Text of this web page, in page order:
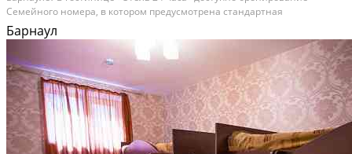
Семейного номера, в котором предусмотрена стандартная
вместимость на четверых отдыхающих. За два дополнительных
человека доплата составит лишь 20 % от общей стоимости, и это...
В аренду; Площадь: 55 м²; Сдает: Собственник; Залог: Без залога
Барнаул